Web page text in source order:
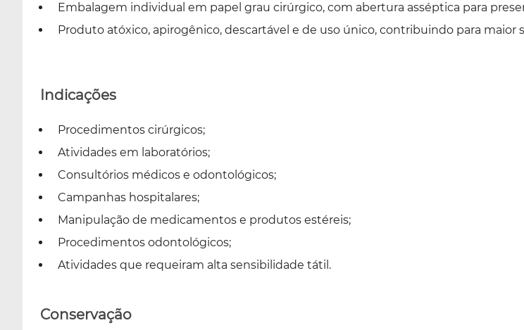
Embalagem individual em papel grau cirúrgico, com abertura asséptica para
Produto atóxico, apirogênico, descartável e de uso único, contribuindo para maior
Indicações
Procedimentos cirúrgicos;
Atividades em laboratórios;
Consultórios médicos e odontológicos;
Campanhas hospitalares;
Manipulação de medicamentos e produtos estéreis;
Procedimentos odontológicos;
Atividades que requeiram alta sensibilidade tátil.
Conservação